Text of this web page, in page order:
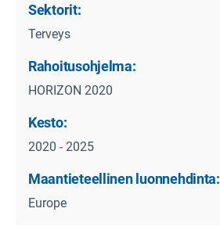
Sektorit:
Terveys
Rahoitusohjelma:
HORIZON 2020
Kesto:
2020 - 2025
Maantieteellinen luonnehdinta:
Europe